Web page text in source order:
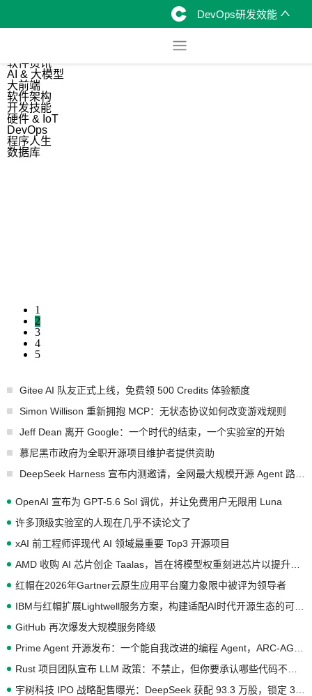
DevOps研发效能
软件资讯
AI & 大模型
大前端
软件架构
开发技能
硬件 & IoT
DevOps
程序人生
数据库
1
2
3
4
5
Gitee AI 队友正式上线，免费领 500 Credits 体验额度
Simon Willison 重新拥抱 MCP：无状态协议如何改变游戏规则
Jeff Dean 离开 Google：一个时代的结束，一个实验室的开始
慕尼黑市政府为全职开源项目维护者提供资助
OpenAI 宣布为 GPT-5.6 Sol 调优，并让免费用户无限用 Luna
许多顶级实验室的人现在几乎不读论文了
xAI 前工程师评现代 AI 领域最重要 Top3 开源项目
红帽在2026年Gartner云原生应用平台魔力象限中被评为领导者
GitHub 再次爆发大规模服务降级